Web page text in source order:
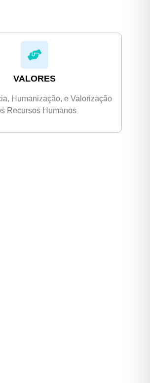
VALORES
Humanização, e Valorização
Recursos Humanos